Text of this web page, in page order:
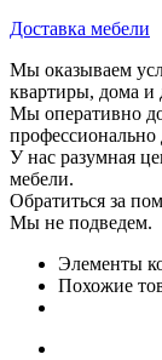
Доставка мебели
Мы оказываем
квартиры, дома и
Мы оперативно
профессионально
У нас разумная
мебели.
Обратиться за
Мы не подведем.
Элементы
Похожие